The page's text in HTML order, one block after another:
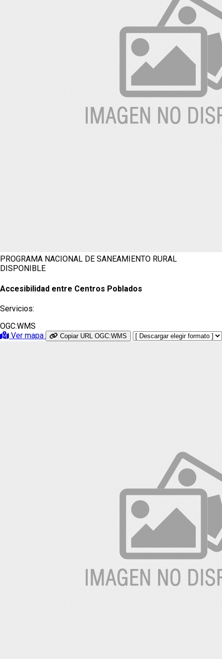
PROGRAMA NACIONAL DE SANEAMIENTO RURAL
DISPONIBLE
Accesibilidad entre Centros Poblados
Servicios:
OGC:WMS
Ver mapa
Copiar URL OGC:WMS